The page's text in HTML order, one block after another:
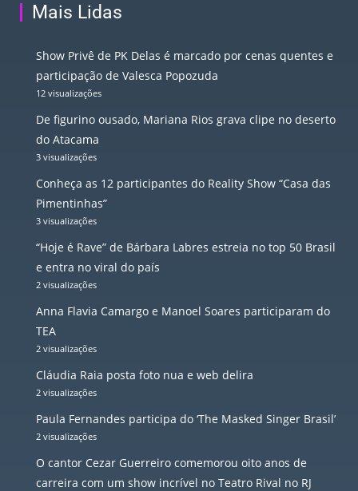
Mais Lidas
Show Privê de PK Delas é marcado por cenas quentes e
participação de Valesca Popozuda
12 visualizações
De figurino ousado, Mariana Rios grava clipe no deserto
do Atacama
3 visualizações
Conheça as 12 participantes do Reality Show “Casa das
Pimentinhas”
3 visualizações
“Hoje é Rave” de Bárbara Labres estreia no top 50 Brasil
e entra no viral do país
2 visualizações
Anna Flavia Camargo e Manoel Soares participaram do
TEA
2 visualizações
Cláudia Raia posta foto nua e web delira
2 visualizações
Paula Fernandes participa do ‘The Masked Singer Brasil’
2 visualizações
O cantor Cezar Guerreiro comemorou oito anos de
carreira com um show incrível no Teatro Rival no RJ